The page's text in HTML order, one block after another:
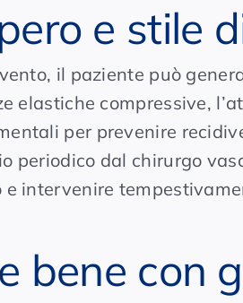
e stile
il paziente può
elastiche compressive,
per prevenire
periodico dal chirurgo
intervenire
bene con